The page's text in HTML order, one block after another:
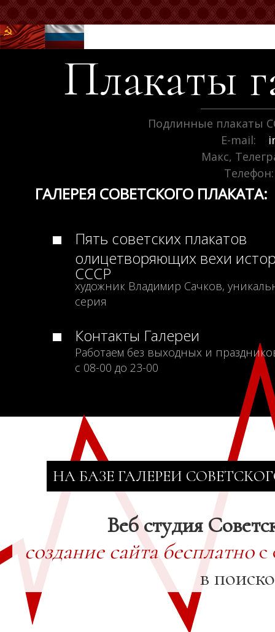
Плакаты
Подлинные плакаты
E-mail:
Макс,
Телефон:
ГАЛЕРЕЯ СОВЕТСКОГО ПЛАКАТА:
Пять советских плакатов
олицетворяющих вехи
СССР
художник Владимир Сачков,
серия
Контакты Галереи
Работаем без выходных и
с 08-00 до 23-00
НА БАЗЕ ГАЛЕРЕИ
Веб студия
создание сайта бесплатнос
в